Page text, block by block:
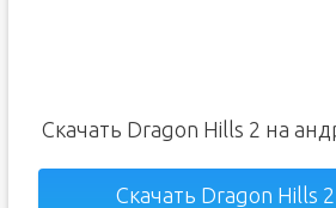
Скачать Dragon Hills 2 на
Скачать Dragon Hills